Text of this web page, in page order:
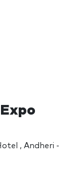
, Andheri -